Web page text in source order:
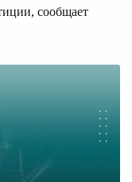
сообщает